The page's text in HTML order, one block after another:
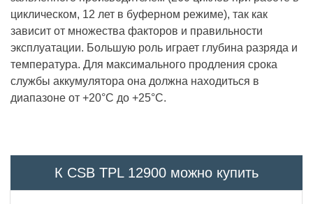
циклическом, 12 лет в буферном режиме), так как
зависит от множества факторов и правильности
эксплуатации. Большую роль играет глубина разряда и
температура. Для максимального продления срока
службы аккумулятора она должна находиться в
диапазоне от +20°С до +25°С.
К CSB TPL 12900 можно купить